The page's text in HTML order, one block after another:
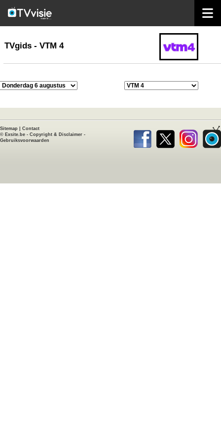
TVgids
TVgids - VTM 4
Sitemap
Contact
© Exsite.be - Copyright & Disclaimer -
Gebruiksvoorwaarden